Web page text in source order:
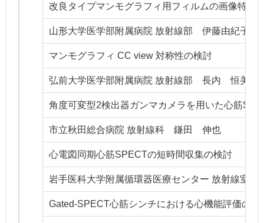
改良タイプマンモグラフィ用フィルムの画像特性
山形大学医学部附属病院 放射線部 伊藤由紀子
マンモグラフィ CC view 対称性の検討
弘前大学医学部附属病院 放射線部 長内 恒美
角度可変型2検出器ガンマカメラを用いた心筋
市立秋田総合病院 放射線科 鎌田 伸也
心電図同期心筋SPECTの短時間収集の検討
岩手医科大学附属循環器医療センター 放射線室
Gated-SPECT心筋シンチにおける心機能評価の基